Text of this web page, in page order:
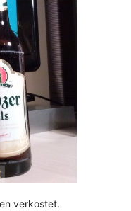
verkostet.